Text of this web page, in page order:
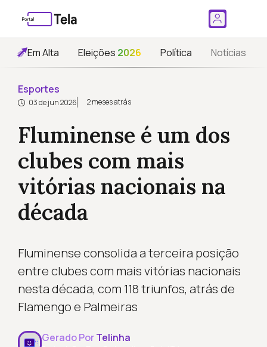
Em Alta Eleições 2026 Política Notícias
Esportes
03 de jun 2026 2 meses atrás
Fluminense é um dos
clubes com mais
vitórias nacionais na
década
Fluminense consolida a terceira posição
entre clubes com mais vitórias nacionais
nesta década, com 118 triunfos, atrás de
Flamengo e Palmeiras
Gerado PorTelinha